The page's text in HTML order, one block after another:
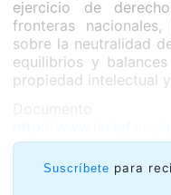
ejercicio de
fronteras
sobre la neutralidad
equilibrios y
propiedad intelectual
Suscríbete para